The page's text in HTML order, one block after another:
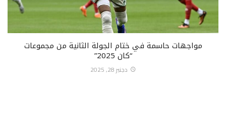
مواجهات حاسمة في ختام الجولة الثانية من مجموعات
“كان 2025”
دجنبر 28, 2025